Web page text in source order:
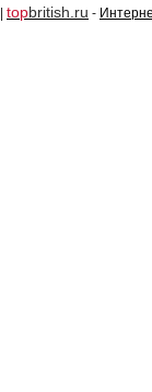
topbritish.ru -